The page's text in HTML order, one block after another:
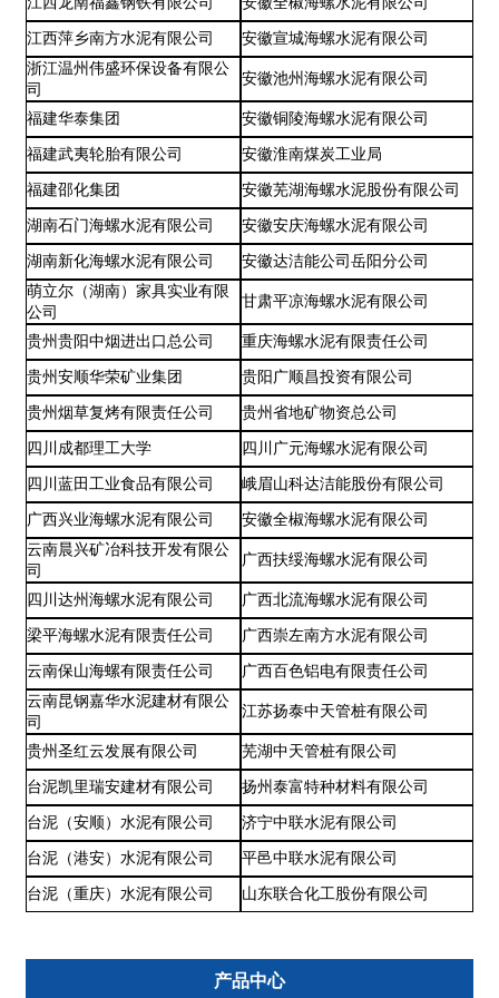
江西萍乡南方水泥有限公司
安徽宣城海螺水泥有限公司
浙江温州伟盛环保设备有限公
司
安徽池州海螺水泥有限公司
福建华泰集团
安徽铜陵海螺水泥有限公司
福建武夷轮胎有限公司
安徽淮南煤炭工业局
福建邵化集团
安徽芜湖海螺水泥股份有限公司
湖南石门海螺水泥有限公司
安徽安庆海螺水泥有限公司
湖南新化海螺水泥有限公司
安徽达洁能公司岳阳分公司
萌立尔（湖南）家具实业有限
公司
甘肃平凉海螺水泥有限公司
贵州贵阳中烟进出口总公司
重庆海螺水泥有限责任公司
贵州安顺华荣矿业集团
贵阳广顺昌投资有限公司
贵州烟草复烤有限责任公司
贵州省地矿物资总公司
四川成都理工大学
四川广元海螺水泥有限公司
四川蓝田工业食品有限公司
峨眉山科达洁能股份有限公司
广西兴业海螺水泥有限公司
安徽全椒海螺水泥有限公司
云南晨兴矿冶科技开发有限公
司
广西扶绥海螺水泥有限公司
四川达州海螺水泥有限公司
广西北流海螺水泥有限公司
梁平海螺水泥有限责任公司
广西崇左南方水泥有限公司
云南保山海螺有限责任公司
广西百色铝电有限责任公司
云南昆钢嘉华水泥建材有限公
司
江苏扬泰中天管桩有限公司
贵州圣红云发展有限公司
芜湖中天管桩有限公司
台泥凯里瑞安建材有限公司
扬州泰富特种材料有限公司
台泥（安顺）水泥有限公司
济宁中联水泥有限公司
台泥（港安）水泥有限公司
平邑中联水泥有限公司
台泥（重庆）水泥有限公司
山东联合化工股份有限公司
产品中心